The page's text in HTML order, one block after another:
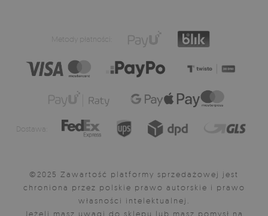
Metody płatności:
Dostawa:
©2025 Zawartość platformy sprzedażowej jest
chroniona przez polskie prawo autorskie i prawo
własności intelektualnej.
Jeżeli masz uwagi do sklepu lub masz pomysł na